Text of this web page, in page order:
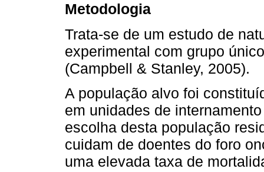
Metodologia
Trata-se de um estudo de
experimental com grupo
(Campbell & Stanley, 2005).
A população alvo foi
em unidades de
escolha desta população
cuidam de doentes do foro
uma elevada taxa de